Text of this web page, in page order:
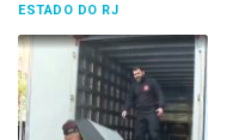
ESTADO DO RJ